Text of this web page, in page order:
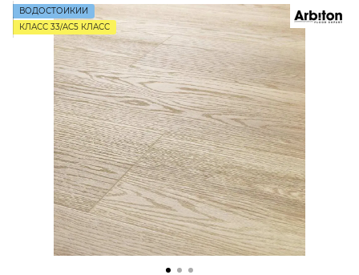
ВОДОСТОЙКИЙ
КЛАСС 33/AC5 КЛАСС